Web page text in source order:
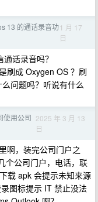
13 的通话录音功1 月 17
日
话录音吗？
刷成 Oxygen OS ？刷
问题吗？听说有什么
使用公司 2025 年 3 月 13
日
啊，装完公司门户之
个公司门户，电话，联
载 apk 会提示未知来源
图标提示 IT 禁止没法